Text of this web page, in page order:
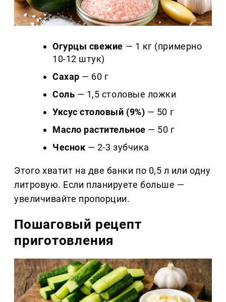
Огурцы свежие — 1 кг (примерно
10-12 штук)
Сахар — 60 г
Соль — 1,5 столовые ложки
Уксус столовый (9%) — 50 г
Масло растительное — 50 г
Чеснок — 2-3 зубчика
Этого хватит на две банки по 0,5 л или одну
литровую. Если планируете больше —
увеличивайте пропорции.
Пошаговый рецепт
приготовления